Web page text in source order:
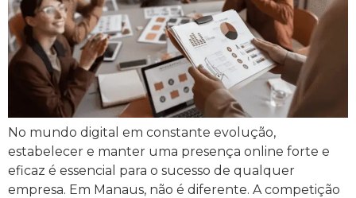
No mundo digital em constante evolução,
estabelecer e manter uma presença online forte e
eficaz é essencial para o sucesso de qualquer
empresa. Em Manaus, não é diferente. A competição